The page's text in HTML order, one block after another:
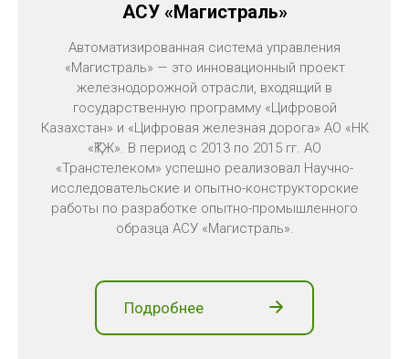
АСУ «Магистраль»
Автоматизированная система управления
«Магистраль» — это инновационный проект
железнодорожной отрасли, входящий в
государственную программу «Цифровой
Казахстан» и «Цифровая железная дорога» АО «НК
«ҚТЖ». В период с 2013 по 2015 гг. АО
«Транстелеком» успешно реализовал Научно-
исследовательские и опытно-конструкторские
работы по разработке опытно-промышленного
образца АСУ «Магистраль».
Подробнее